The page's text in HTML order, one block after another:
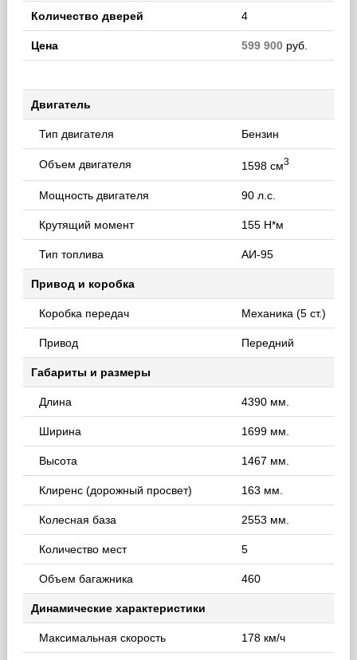
Количество дверей 4
Цена 599 900руб.
Двигатель
Тип двигателя Бензин
Объем двигателя 1598 см3
Мощность двигателя 90 л.с.
Крутящий момент 155 Н*м
Тип топлива АИ-95
Привод и коробка
Коробка передач Механика (5 ст.)
Привод Передний
Габариты и размеры
Длина 4390 мм.
Ширина 1699 мм.
Высота 1467 мм.
Клиренс (дорожный просвет) 163 мм.
Колесная база 2553 мм.
Количество мест 5
Объем багажника 460
Динамические характеристики
Максимальная скорость 178 км/ч